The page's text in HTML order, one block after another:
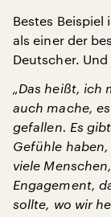
Bestes
als einer der
Deutscher.
„Das heißt, ich
auch mache,
gefallen. Es
Gefühle
viele
Engagement,
sollte, wo wir